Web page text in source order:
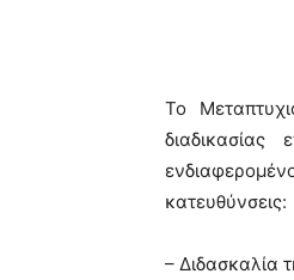
Το
κατευθύνσεις:
– Διδασκαλία